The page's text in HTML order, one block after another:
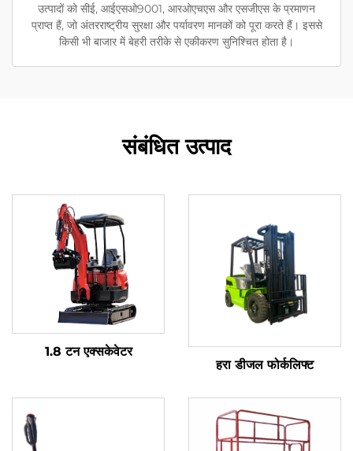
उत्पादों को सीई, आईएसओ9001, आरओएचएस और एसजीएस के प्रमाणन
प्राप्त हैं, जो अंतरराष्ट्रीय सुरक्षा और पर्यावरण मानकों को पूरा करते हैं। इससे
किसी भी बाजार में बेहरी तरीके से एकीकरण सुनिश्चित होता है।
संबंधित उत्पाद
1.8 टन एक्सकेवेटर
हरा डीजल फोर्कलिफ्ट